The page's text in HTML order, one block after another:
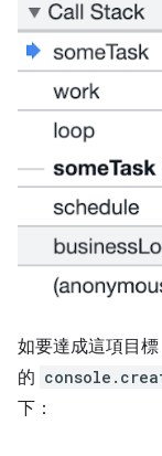
如要達成這項目
的
下：